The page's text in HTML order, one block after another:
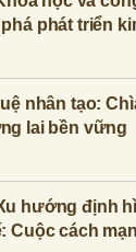
phát triển
nhân tạo:
lai bền vững
hướng định
Cuộc cách